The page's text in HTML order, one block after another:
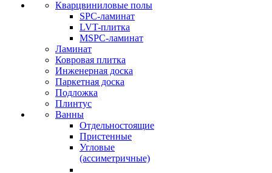
Кварцвиниловые полы
SPC-ламинат
LVT-плитка
MSPC-ламинат
Ламинат
Ковровая плитка
Инженерная доска
Паркетная доска
Подложка
Плинтус
Ванны
Отдельностоящие
Пристенные
Угловые
(ассиметричные)